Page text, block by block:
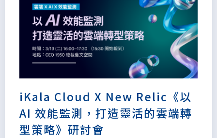
iKala Cloud X New Relic《以
AI 效能監測，打造靈活的雲端轉
型策略》研討會